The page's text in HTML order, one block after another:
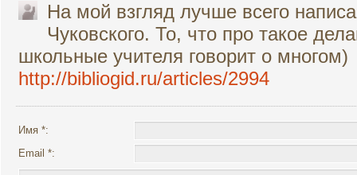
На мой взгляд лучше всего
Чуковского. То, что про такое
школьные учителя говорит о многом)
http://bibliogid.ru/articles/2994
Имя *:
Email *: